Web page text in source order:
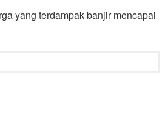
yang terdampak banjir mencapai